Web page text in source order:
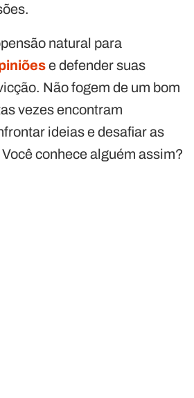
natural para
e defender suas
Não fogem de um bom
vezes encontram
ideias e desafiar as
conhece alguém assim?